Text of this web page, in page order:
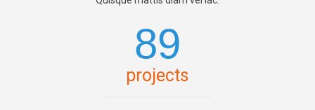
89
projects